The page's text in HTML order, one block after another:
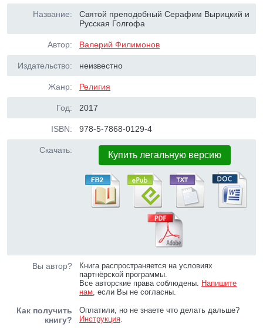
Название:
Святой преподобный Серафим Вырицкий и
Русская Голгофа
Автор: Валерий Филимонов
Издательство: неизвестно
Жанр: Религия
Год: 2017
ISBN: 978-5-7868-0129-4
Скачать: Купить легальную версию
Вы автор?
Книга распространяется на условиях
партнёрской программы.
Все авторские права соблюдены. Напишите
нам, если Вы не согласны.
Как получить
книгу?
Оплатили, но не знаете что делать дальше?
Инструкция.